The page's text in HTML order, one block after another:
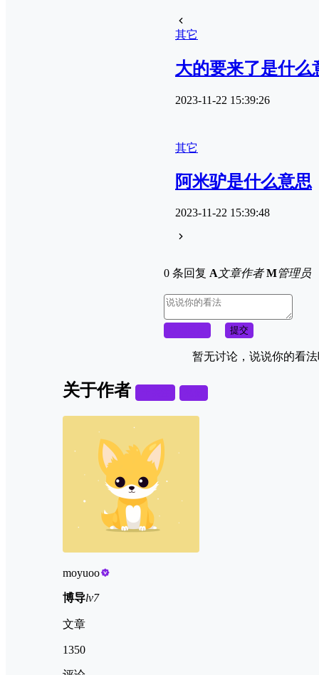
其它
大的要来了是什么
2023-11-22 15:39:26
其它
阿米驴是什么意思
2023-11-22 15:39:48
0 条回复 A文章作者 M管理员
提交
暂无讨论，说说你的看
关于作者
moyuoo
博导lv7
文章
1350